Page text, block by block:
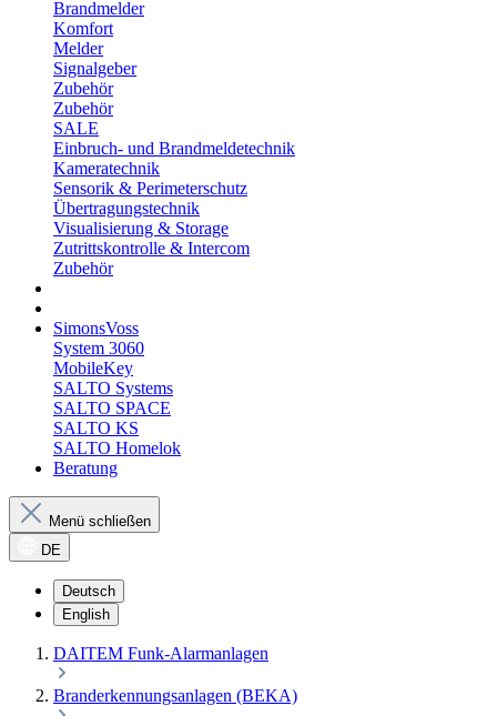
Brandmelder
Komfort
Melder
Signalgeber
Zubehör
Zubehör
SALE
Einbruch- und Brandmeldetechnik
Kameratechnik
Sensorik & Perimeterschutz
Übertragungstechnik
Visualisierung & Storage
Zutrittskontrolle & Intercom
Zubehör
SimonsVoss
System 3060
MobileKey
SALTO Systems
SALTO SPACE
SALTO KS
SALTO Homelok
Beratung
Menü schließen
DE
Deutsch
English
DAITEM Funk-Alarmanlagen
Branderkennungsanlagen (BEKA)